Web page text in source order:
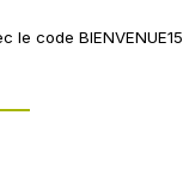
le code BIENVENUE15